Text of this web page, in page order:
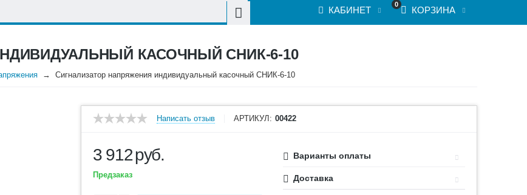
0
КОРЗИНА
КАБИНЕТ
КАСОЧНЫЙ СНИК-6-10
Сигнализатор напряжения индивидуальный касочный СНИК-6-10
Написать отзыв АРТИКУЛ: 00422
3 912руб.
Предзаказ
Варианты оплаты
Доставка